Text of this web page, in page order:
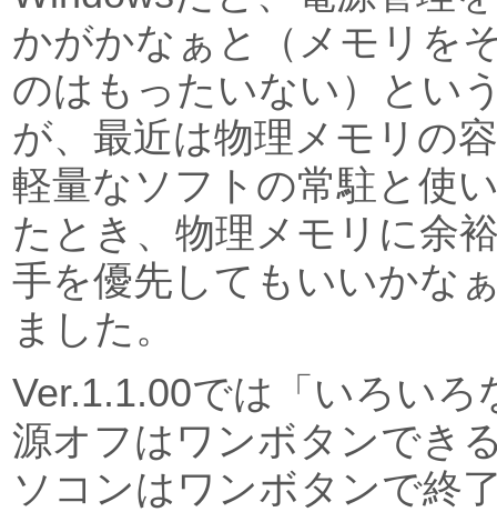
かがかなぁと（メモリを
のはもったいない）とい
が、最近は物理メモリの
軽量なソフトの常駐と使
たとき、物理メモリに余
手を優先してもいいかな
ました。
Ver.1.1.00では「いろいろ
源オフはワンボタンでき
ソコンはワンボタンで終